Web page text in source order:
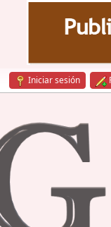
Iniciar sesión